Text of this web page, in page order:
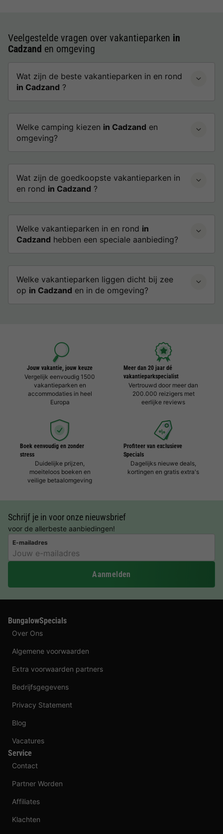
Veelgestelde vragen over vakantieparken in
Cadzand en omgeving
Wat zijn de beste vakantieparken in en rond
in Cadzand ?
Welke camping kiezen in Cadzand en
omgeving?
Wat zijn de goedkoopste vakantieparken in
en rond in Cadzand ?
Welke vakantieparken in en rond in
Cadzand hebben een speciale aanbieding?
Welke vakantieparken liggen dicht bij zee
op in Cadzand en in de omgeving?
Jouw vakantie, jouw keuze
Vergelijk eenvoudig 1500
vakantieparken en
accommodaties in heel
Europa
Meer dan 20 jaar dé
vakantieparkspecialist
Vertrouwd door meer dan
200.000 reizigers met
eerlijke reviews
Boek eenvoudig en zonder
stress
Duidelijke prijzen,
moeiteloos boeken en
veilige betaalomgeving
Profiteer van exclusieve
Specials
Dagelijks nieuwe deals,
kortingen en gratis extra's
Schrijf je in voor onze nieuwsbrief
voor de allerbeste aanbiedingen!
E-mailadres
Aanmelden
BungalowSpecials
Over Ons
Algemene voorwaarden
Extra voorwaarden partners
Bedrijfsgegevens
Privacy Statement
Blog
Vacatures
Service
Contact
Partner Worden
Affiliates
Klachten